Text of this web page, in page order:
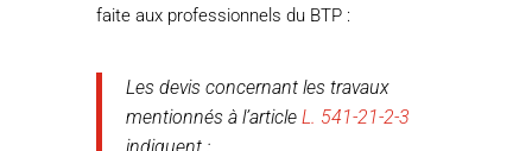
faite aux professionnels du BTP :
Les devis concernant les travaux
mentionnés à l’article L. 541-21-2-3